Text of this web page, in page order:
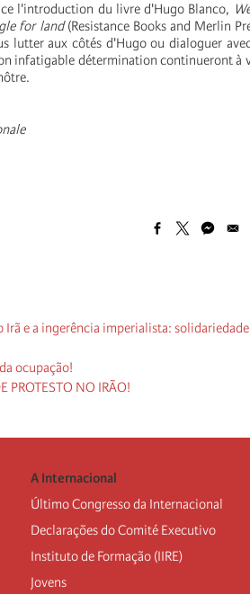
l'introduction du livre d'Hugo Blanco,
for land(Resistance Books and Merlin
lutter aux côtés d'Hugo ou dialoguer
infatigable détermination continueront
e a ingerência imperialista:
ocupação!
PROTESTO NO IRÃO!
A Internacional
Último Congresso da Internacional
Declarações do Comité Executivo
Instituto de Formação (IIRE)
Jovens